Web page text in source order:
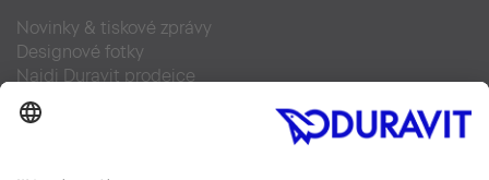
Novinky & tiskové zprávy
Designové fotky
Najdi Duravit prodejce
Často kladené otázky